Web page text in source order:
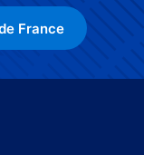
France